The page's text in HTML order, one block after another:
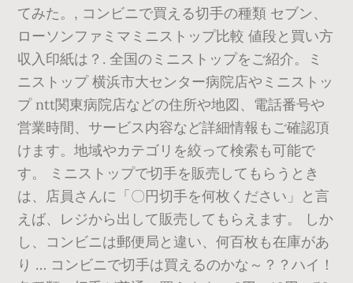
てみた。, コンビニで買える切手の種類 セブン、
ローソンファミマミニストップ比較 値段と買い方
収入印紙は？. 全国のミニストップをご紹介。ミ
ニストップ 横浜市大センター病院店やミニストッ
プ ntt関東病院店などの住所や地図、電話番号や
営業時間、サービス内容など詳細情報もご確認頂
けます。地域やカテゴリを絞って検索も可能で
す。 ミニストップで切手を販売してもらうとき
は、店員さんに「〇円切手を何枚ください」と言
えば、レジから出して販売してもらえます。 しか
し、コンビニは郵便局と違い、何百枚も在庫があ
り … コンビニで切手は買えるのかな～？？ハイ！